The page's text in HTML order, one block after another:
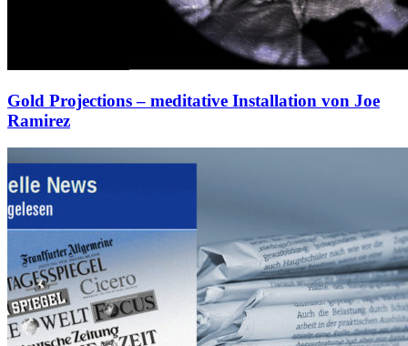
Gold Projections – meditative Installation von Joe
Ramirez